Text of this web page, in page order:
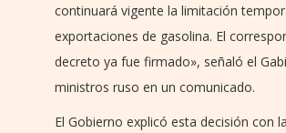
continuará vigente la limitación
exportaciones de gasolina. El
decreto ya fue firmado», señaló el
ministros ruso en un comunicado.
El Gobierno explicó esta decisión con